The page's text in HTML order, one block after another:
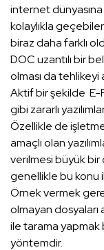
internet dünyasına
kolaylıkla
biraz daha farklı
DOC uzantılı bir
olması da tehlikeyi
Aktif bir şekilde E-
gibi zararlı
Özellikle de
amaçlı olan
verilmesi büyük bir
genellikle bu konu
Örnek vermek
olmayan dosyaları
ile tarama yapmak
yöntemdir.